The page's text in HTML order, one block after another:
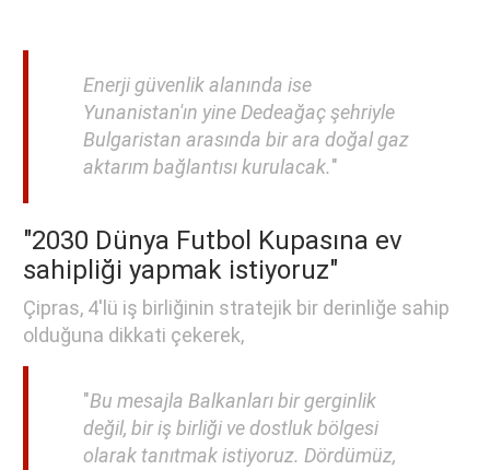
Enerji güvenlik alanında ise
Yunanistan'ın yine Dedeağaç şehriyle
Bulgaristan arasında bir ara doğal gaz
aktarım bağlantısı kurulacak."
"2030 Dünya Futbol Kupasına ev
sahipliği yapmak istiyoruz"
Çipras, 4'lü iş birliğinin stratejik bir derinliğe sahip
olduğuna dikkati çekerek,
"Bu mesajla Balkanları bir gerginlik
değil, bir iş birliği ve dostluk bölgesi
olarak tanıtmak istiyoruz. Dördümüz,